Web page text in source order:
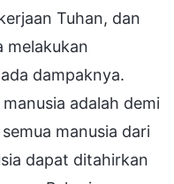
Tuhan, dan
melakukan
dampaknya.
adalah demi
manusia dari
dapat ditahirkan